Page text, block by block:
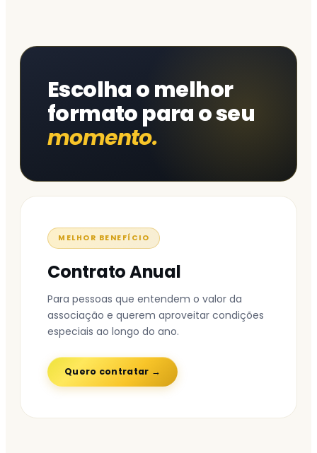
Escolha o melhor
formato para o seu
momento.
MELHOR BENEFÍCIO
Contrato Anual
Para pessoas que entendem o valor da
associação e querem aproveitar condições
especiais ao longo do ano.
Quero contratar →